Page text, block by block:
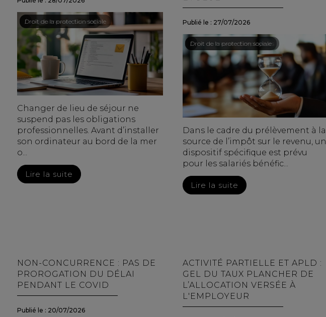
Droit du travail - Salariés
/Droit de la protection sociale
Changer de lieu de séjour ne
suspend pas les obligations
professionnelles. Avant d’installer
son ordinateur au bord de la mer
o...
Lire la suite
Publié le : 27/07/2026
Droit du travail - Employeurs
/Droit de la protection sociale
Dans le cadre du prélèvement à la
source de l’impôt sur le revenu, un
dispositif spécifique est prévu
pour les salariés bénéfic...
Lire la suite
NON-CONCURRENCE : PAS DE
PROROGATION DU DÉLAI
PENDANT LE COVID
Publié le : 20/07/2026
ACTIVITÉ PARTIELLE ET APLD :
GEL DU TAUX PLANCHER DE
L’ALLOCATION VERSÉE À
L'EMPLOYEUR